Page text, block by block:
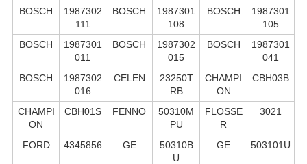
BOSCH
1987302
111
BOSCH
1987301
108
BOSCH
1987301
105
BOSCH
1987301
011
BOSCH
1987302
015
BOSCH
1987301
041
BOSCH
1987302
016
CELEN
23250T
RB
CHAMPI
ON
CBH03B
CHAMPI
ON
CBH01S FENNO
50310M
PU
FLOSSE
R
3021
FORD 4345856 GE
50310B
U
GE 503101U